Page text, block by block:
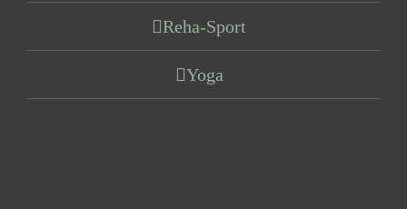
Reha-Sport
Yoga